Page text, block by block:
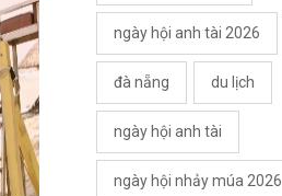
ngày hội anh tài 2026
đà nẵng du lịch
ngày hội anh tài
ngày hội nhảy múa 2026